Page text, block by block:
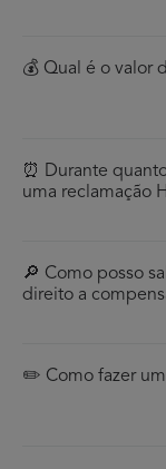
💰 Qual é o valor
⏰ Durante
uma reclamação
🔎 Como posso
direito a
✏️ Como fazer